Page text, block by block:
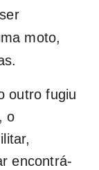
moto,
outro fugiu
o
encontrá-